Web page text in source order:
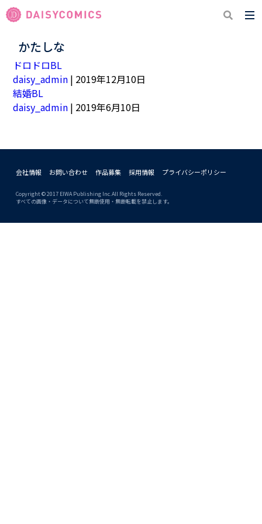
かたしな
ドロドロBL
daisy_admin | 2019年12月10日
結婚BL
daisy_admin | 2019年6月10日
会社情報 お問い合わせ 作品募集 採用情報 プライバシーポリシー
Copyright © 2017 EIWA Publishing Inc.All Rights Reserved.
すべての画像・データについて無断使用・無断転載を禁止します。